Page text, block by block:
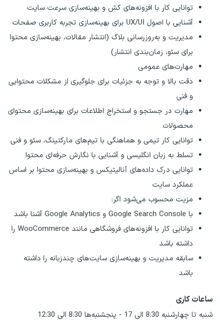
توانایی کار با افزونه‌های کش و بهینه‌سازی سرعت سایت
آشنایی با اصول UX/UI برای بهینه‌سازی تجربه کاربری صفحات
مدیریت و به‌روزرسانی بلاگ (انتشار مقالات، بهینه‌سازی محتوا
برای سئو، زمان‌بندی انتشار)
مهارت‌های عمومی
دقت بالا و توجه به جزئیات برای جلوگیری از مشکلات محتوایی
و فنی
مهارت در جستجو و استخراج اطلاعات برای بهینه‌سازی محتوای
محصولات
توانایی کار تیمی و هماهنگی با تیم‌های مارکتینگ، سئو و فنی
تسلط به زبان انگلیسی و آشنایی با نگارش حرفه‌ای محتوا
توانایی درک داده‌های آنالیتیکس و بهینه‌سازی محتوا بر اساس
عملکرد سایت
مزیت محسوب می‌شود اگر:
با Google Search Console و Google Analytics آشنا باشد
توانایی کار با افزونه‌های فروشگاهی مانند WooCommerce را
داشته باشد
سابقه مدیریت و بهینه‌سازی سایت‌های چندزبانه را داشته
باشد
ساعات کاری
شنبه تا چهارشنبه 8:30 الی 17 - پنجشنبه‌ها 8:30 الی 12:30